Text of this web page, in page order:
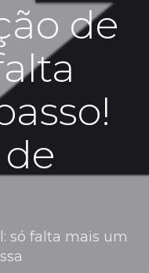
de
só falta mais um